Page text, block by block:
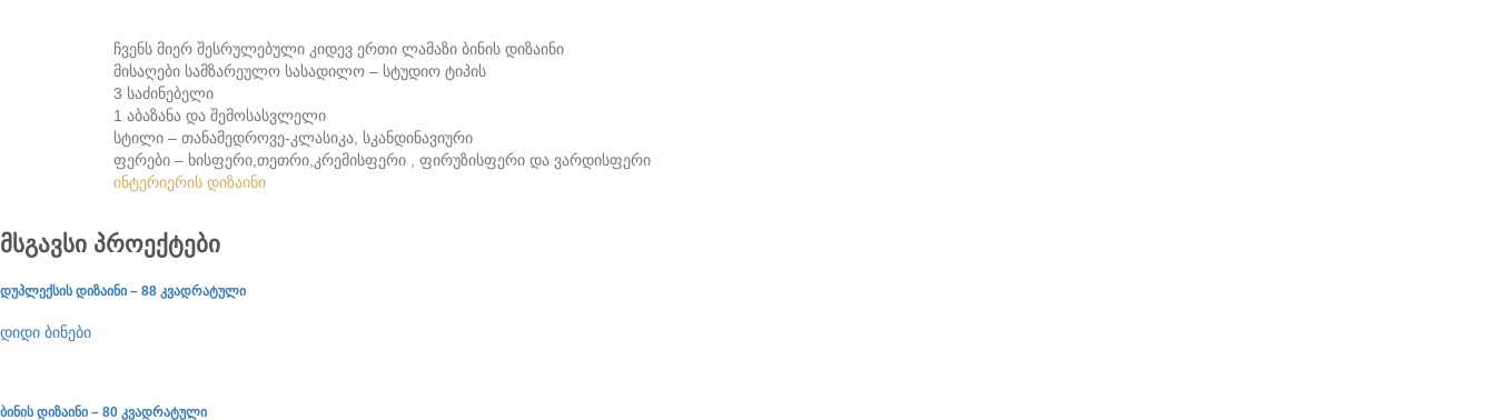
ჩვენს მიერ შესრულებული კიდევ ერთი ლამაზი ბინის დიზაინი
მისაღები სამზარეულო სასადილო – სტუდიო ტიპის
3 საძინებელი
1 აბაზანა და შემოსასვლელი
სტილი – თანამედროვე-კლასიკა, სკანდინავიური
ფერები – ხისფერი,თეთრი,კრემისფერი , ფირუზისფერი და ვარდისფერი
ინტერიერის დიზაინი
მსგავსი პროექტები
დუპლექსის დიზაინი – 88 კვადრატული
დიდი ბინები
ბინის დიზაინი – 80 კვადრატული